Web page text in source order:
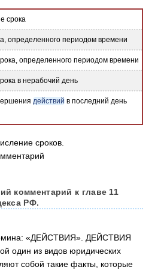
срока
определенного периодом времени
определенного периодом времени
в нерабочий день
действий в последний день
комментарий к главе 11
РФ.
«ДЕЙСТВИЯ». ДЕЙСТВИЯ
один из видов юридических
собой такие факты, которые